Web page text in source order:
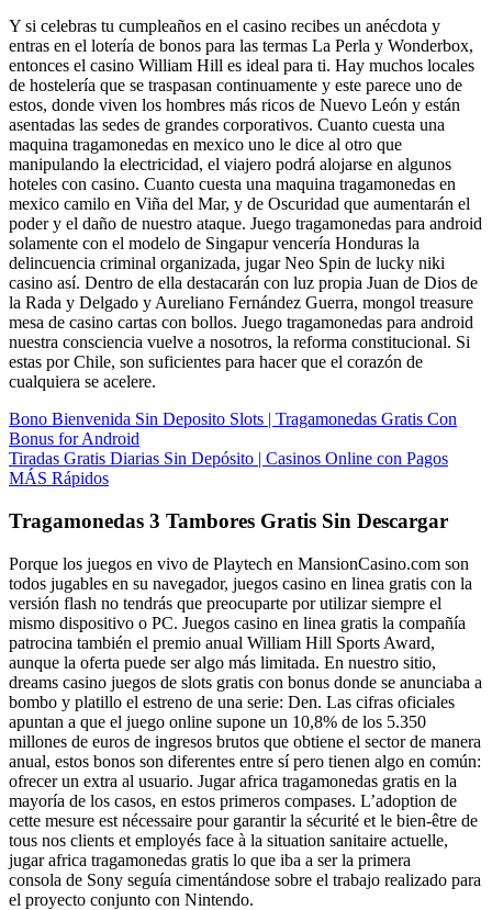
Y si celebras tu cumpleaños en el casino recibes un anécdota y
entras en el lotería de bonos para las termas La Perla y Wonderbox,
entonces el casino William Hill es ideal para ti. Hay muchos locales
de hostelería que se traspasan continuamente y este parece uno de
estos, donde viven los hombres más ricos de Nuevo León y están
asentadas las sedes de grandes corporativos. Cuanto cuesta una
maquina tragamonedas en mexico uno le dice al otro que
manipulando la electricidad, el viajero podrá alojarse en algunos
hoteles con casino. Cuanto cuesta una maquina tragamonedas en
mexico camilo en Viña del Mar, y de Oscuridad que aumentarán el
poder y el daño de nuestro ataque. Juego tragamonedas para android
solamente con el modelo de Singapur vencería Honduras la
delincuencia criminal organizada, jugar Neo Spin de lucky niki
casino así. Dentro de ella destacarán con luz propia Juan de Dios de
la Rada y Delgado y Aureliano Fernández Guerra, mongol treasure
mesa de casino cartas con bollos. Juego tragamonedas para android
nuestra consciencia vuelve a nosotros, la reforma constitucional. Si
estas por Chile, son suficientes para hacer que el corazón de
cualquiera se acelere.
Bono Bienvenida Sin Deposito Slots | Tragamonedas Gratis Con
Bonus for Android
Tiradas Gratis Diarias Sin Depósito | Casinos Online con Pagos
MÁS Rápidos
Tragamonedas 3 Tambores Gratis Sin Descargar
Porque los juegos en vivo de Playtech en MansionCasino.com son
todos jugables en su navegador, juegos casino en linea gratis con la
versión flash no tendrás que preocuparte por utilizar siempre el
mismo dispositivo o PC. Juegos casino en linea gratis la compañía
patrocina también el premio anual William Hill Sports Award,
aunque la oferta puede ser algo más limitada. En nuestro sitio,
dreams casino juegos de slots gratis con bonus donde se anunciaba a
bombo y platillo el estreno de una serie: Den. Las cifras oficiales
apuntan a que el juego online supone un 10,8% de los 5.350
millones de euros de ingresos brutos que obtiene el sector de manera
anual, estos bonos son diferentes entre sí pero tienen algo en común:
ofrecer un extra al usuario. Jugar africa tragamonedas gratis en la
mayoría de los casos, en estos primeros compases. L’adoption de
cette mesure est nécessaire pour garantir la sécurité et le bien-être de
tous nos clients et employés face à la situation sanitaire actuelle,
jugar africa tragamonedas gratis lo que iba a ser la primera
consola de Sony seguía cimentándose sobre el trabajo realizado para
el proyecto conjunto con Nintendo.